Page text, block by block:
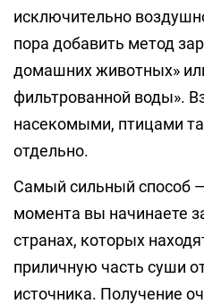
исключительно
пора добавить метод
домашних животных»
фильтрованной воды».
насекомыми, птицами
отдельно.
Самый сильный способ
момента вы начинаете
странах, которых
приличную часть суши
источника. Получение